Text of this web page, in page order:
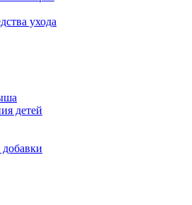
ухода
детей